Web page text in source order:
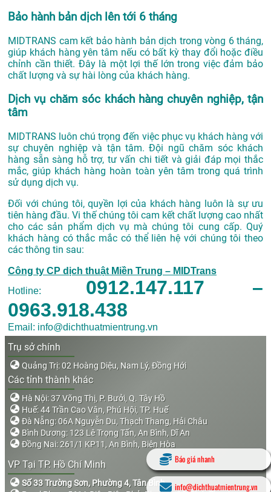
Bảo hành bản dịch lên tới 6 tháng
MIDTRANS cam kết bảo hành bản dịch trong vòng 6 tháng,
giúp khách hàng yên tâm nếu có bất kỳ thay đổi hoặc điều
chỉnh cần thiết. Đây là một lợi thế lớn trong việc đảm bảo
chất lượng và sự hài lòng của khách hàng.
Dịch vụ chăm sóc khách hàng chuyên nghiệp, tận
tâm
MIDTRANS luôn chú trọng đến việc phục vụ khách hàng với
sự chuyên nghiệp và tận tâm. Đội ngũ chăm sóc khách
hàng sẵn sàng hỗ trợ, tư vấn chi tiết và giải đáp mọi thắc
mắc, giúp khách hàng hoàn toàn yên tâm trong quá trình
sử dụng dịch vụ.
Đối với chúng tôi, quyền lợi của khách hàng luôn là sự ưu
tiên hàng đầu. Vi thế chúng tôi cam kết chất lượng cao nhất
cho các sản phẩm dịch vụ mà chúng tôi cung cấp. Quý
khách hàng có thắc mắc có thể liên hệ với chúng tôi theo
các thông tin sau:
Công ty CP dịch thuật Miền Trung – MIDTrans
Hotline: 0912.147.117 –
0963.918.438
Email: info@dichthuatmientrung.vn
Trụ sở chính
Quảng Trị: 02 Hoàng Diệu, Nam Lý, Đồng Hới
Các tỉnh thành khác
Hà Nội: 37 Võng Thị, P. Bưởi, Q. Tây Hồ
Huế: 44 Trần Cao Vân, Phú Hội, TP. Huế
Đà Nẵng: 06A Nguyễn Du, Thạch Thang, Hải Châu
Bình Dương: 123 Lê Trọng Tấn, An Bình, Dĩ An
Đồng Nai: 261/1 KP11, An Bình, Biên Hòa
VP Tại TP. Hồ Chí Minh
Số 33 Trường Sơn, Phường 4, Tân Bình
Báo giá nhanh
info@dichthuatmientrung.vn